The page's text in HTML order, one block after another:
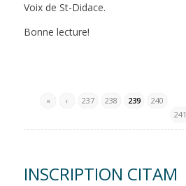
Voix de St-Didace.
Bonne lecture!
« ‹ 237 238 239
240
241
INSCRIPTION CITAM